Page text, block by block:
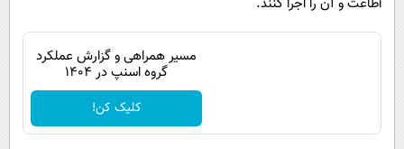
مسیر همراهی و گزارش عملکرد
گروه اسنپ در ۱۴۰۴
کلیک کن!